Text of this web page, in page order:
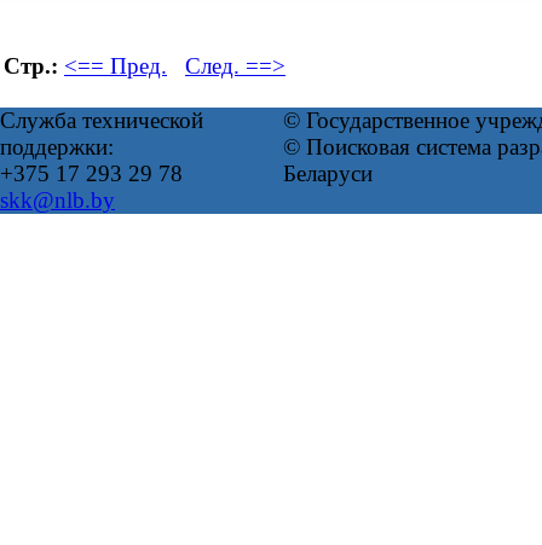
Стр.: <== Пред. След. ==>
Служба технической
поддержки:
+375 17 293 29 78
skk@nlb.by
© Государственное
© Поисковая система
Беларуси